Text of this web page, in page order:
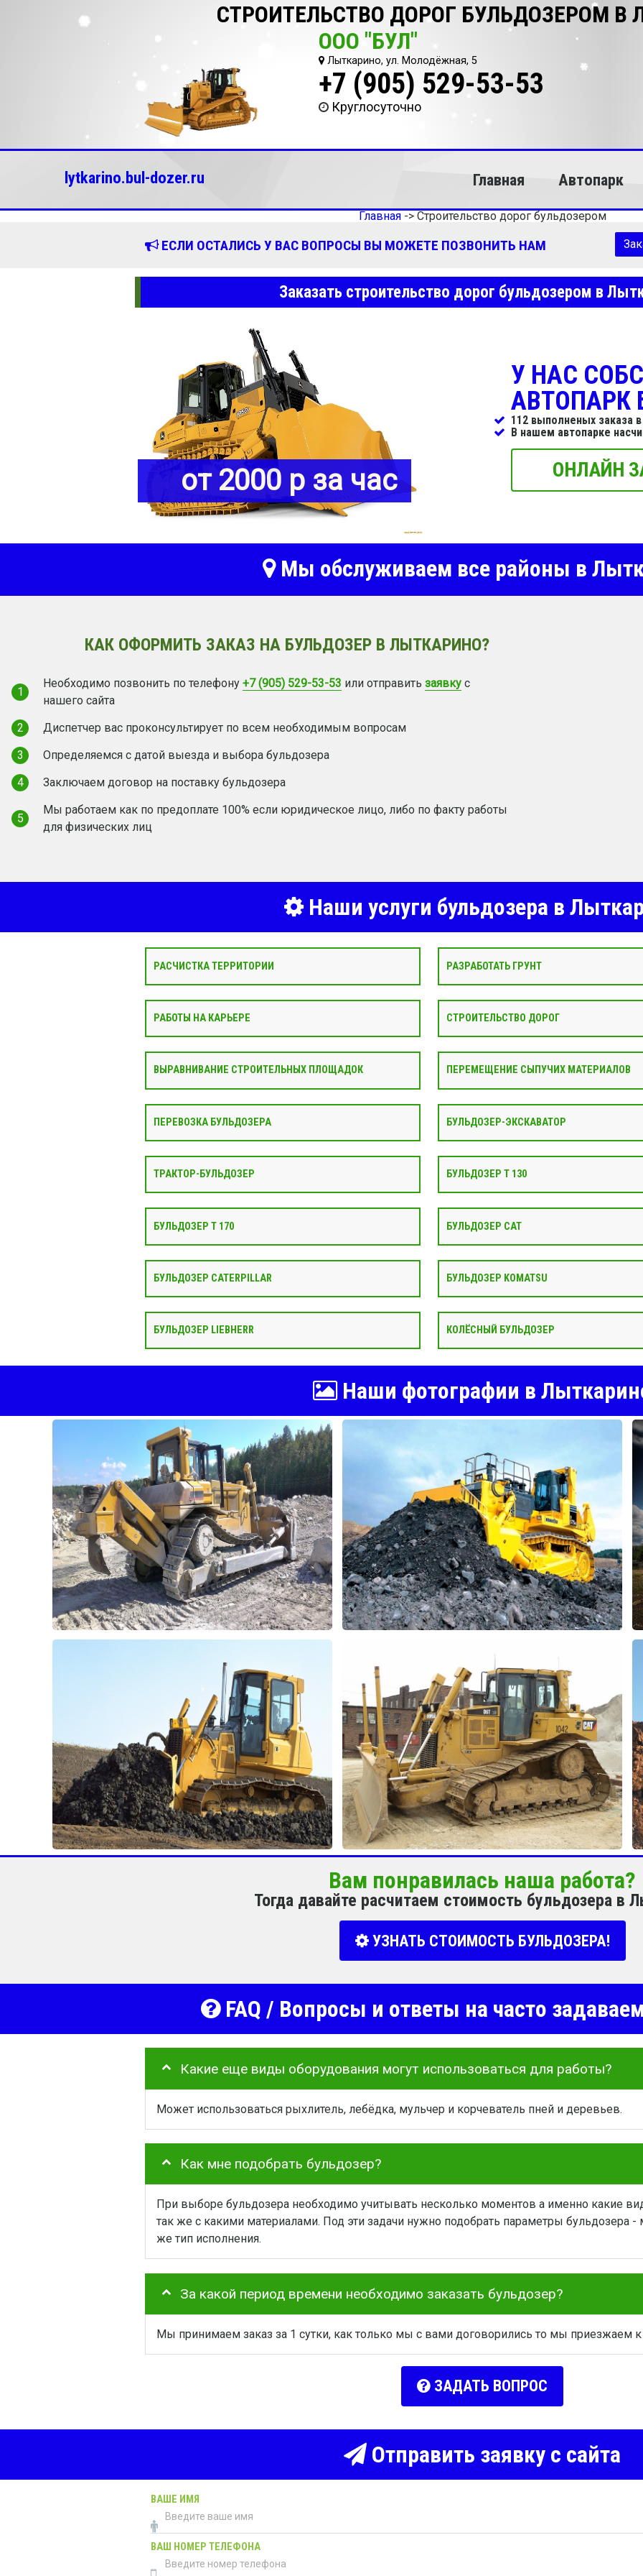
СТРОИТЕЛЬСТВО ДОРОГ БУЛЬДОЗЕРОМ В
ООО "БУЛ"
Лыткарино, ул. Молодёжная, 5
+7 (905) 529-53-53
Круглосуточно
lytkarino.bul-dozer.ru Главная Автопарк
Главная-> Строительство дорог бульдозером
ЕСЛИ ОСТАЛИСЬ У ВАС ВОПРОСЫ ВЫ МОЖЕТЕ ПОЗВОНИТЬ НАМ
Заказать строительство дорог бульдозером в
от 2000 р за час
У НАС
АВТОПАРК
112 выполненых заказа
В нашем автопарке
ОНЛАЙН
Мы обслуживаем все районы в
КАК ОФОРМИТЬ ЗАКАЗ НА БУЛЬДОЗЕР В ЛЫТКАРИНО?
1
Необходимо позвонить по телефону +7 (905) 529-53-53 или отправить заявку с
нашего сайта
2
Диспетчер вас проконсультирует по всем необходимым вопросам
3
Определяемся с датой выезда и выбора бульдозера
4
Заключаем договор на поставку бульдозера
5
Мы работаем как по предоплате 100% если юридическое лицо, либо по факту работы
для физических лиц
Наши услуги бульдозера в
РАСЧИСТКА ТЕРРИТОРИИ РАЗРАБОТАТЬ ГРУНТ
РАБОТЫ НА КАРЬЕРЕ СТРОИТЕЛЬСТВО ДОРОГ
ВЫРАВНИВАНИЕ СТРОИТЕЛЬНЫХ ПЛОЩАДОК ПЕРЕМЕЩЕНИЕ СЫПУЧИХ МАТЕРИАЛОВ
ПЕРЕВОЗКА БУЛЬДОЗЕРА БУЛЬДОЗЕР-ЭКСКАВАТОР
ТРАКТОР-БУЛЬДОЗЕР БУЛЬДОЗЕР Т 130
БУЛЬДОЗЕР Т 170 БУЛЬДОЗЕР CAT
БУЛЬДОЗЕР CATERPILLAR БУЛЬДОЗЕР KOMATSU
БУЛЬДОЗЕР LIEBHERR КОЛЁСНЫЙ БУЛЬДОЗЕР
Наши фотографии в
Вам понравилась наша работа?
Тогда давайте расчитаем стоимость бульдозера в
УЗНАТЬ СТОИМОСТЬ БУЛЬДОЗЕРА!
FAQ / Вопросы и ответы на часто
Какие еще виды оборудования могут использоваться для работы?
Может использоваться рыхлитель, лебёдка, мульчер и корчеватель пней и деревьев.
Как мне подобрать бульдозер?
При выборе бульдозера необходимо учитывать несколько моментов а именно какие
так же с какими материалами. Под эти задачи нужно подобрать параметры бульдозера -
же тип исполнения.
За какой период времени необходимо заказать бульдозер?
Мы принимаем заказ за 1 сутки, как только мы с вами договорились то мы приезжаем
ЗАДАТЬ ВОПРОС
Отправить заявку с сайта
ВАШЕ ИМЯ
ВАШ НОМЕР ТЕЛЕФОНА